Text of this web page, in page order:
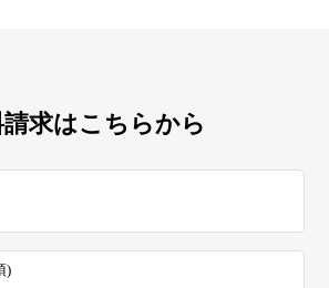
請求はこちらから